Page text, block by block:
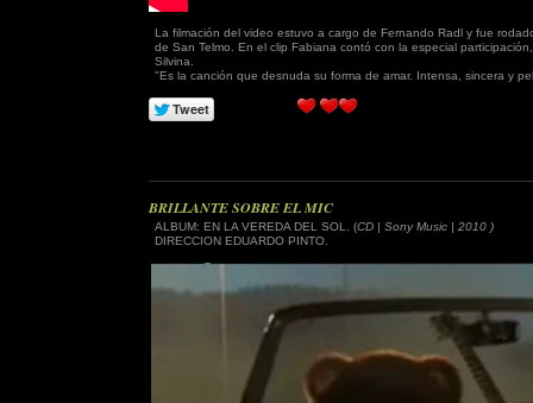
La filmación del video estuvo a cargo de Fernando Radl y fue
de San Telmo. En el clip Fabiana contó con la especial
Silvina.
"Es la canción que desnuda su forma de amar. Intensa, sincera y
BRILLANTE SOBRE EL MIC
ALBUM: EN LA VEREDA DEL SOL. (CD | Sony Music | 2010 )
DIRECCION EDUARDO PINTO.